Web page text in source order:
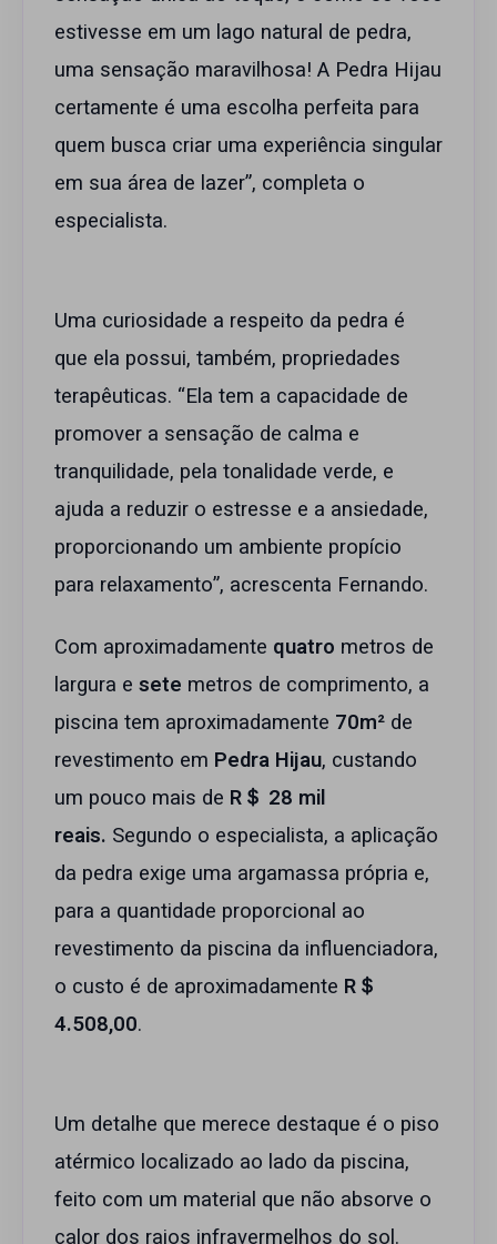
estivesse em um lago natural de pedra,
uma sensação maravilhosa! A Pedra Hijau
certamente é uma escolha perfeita para
quem busca criar uma experiência singular
em sua área de lazer”, completa o
especialista.
Uma curiosidade a respeito da pedra é
que ela possui, também, propriedades
terapêuticas. “Ela tem a capacidade de
promover a sensação de calma e
tranquilidade, pela tonalidade verde, e
ajuda a reduzir o estresse e a ansiedade,
proporcionando um ambiente propício
para relaxamento”, acrescenta Fernando.
Com aproximadamente quatro metros de
largura e sete metros de comprimento, a
piscina tem aproximadamente 70m² de
revestimento em Pedra Hijau, custando
um pouco mais de R＄ 28 mil
reais. Segundo o especialista, a aplicação
da pedra exige uma argamassa própria e,
para a quantidade proporcional ao
revestimento da piscina da influenciadora,
o custo é de aproximadamente R＄
4.508,00.
Um detalhe que merece destaque é o piso
atérmico localizado ao lado da piscina,
feito com um material que não absorve o
calor dos raios infravermelhos do sol.